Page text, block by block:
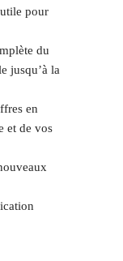
pour
du
jusqu’à la
en
et de vos